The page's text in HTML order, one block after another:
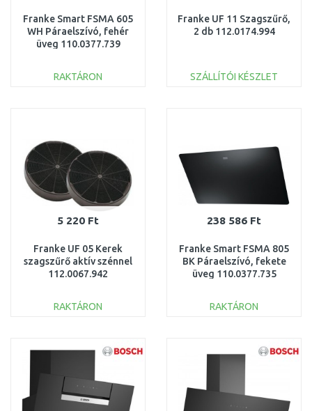
Franke Smart FSMA 605
WH Páraelszívó, fehér
üveg 110.0377.739
RAKTÁRON
Franke UF 11 Szagszűrő,
2 db 112.0174.994
SZÁLLÍTÓI KÉSZLET
5 220 Ft
Franke UF 05 Kerek
szagszűrő aktív szénnel
112.0067.942
RAKTÁRON
Összehasonlítás
238 586 Ft
Franke Smart FSMA 805
BK Páraelszívó, fekete
üveg 110.0377.735
RAKTÁRON
Összehasonlítás